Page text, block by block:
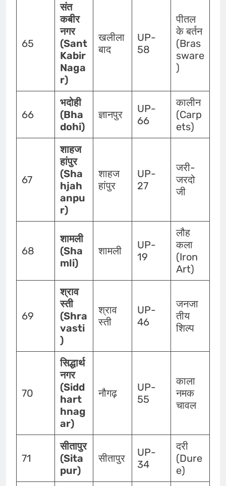
65
संत
कबीर
नगर
(Sant
Kabir
Naga
r)
खलीला
बाद
UP-
58
पीतल
के बर्तन
(Bras
sware
)
66
भदोही
(Bha
dohi)
ज्ञानपुर
UP-
66
कालीन
(Carp
ets)
67
शाहज
हांपुर
(Sha
hjah
anpu
r)
शाहज
हांपुर
UP-
27
जरी-
जरदो
जी
68
शामली
(Sha
mli)
शामली
UP-
19
लौह
कला
(Iron
Art)
69
श्राव
स्ती
(Shra
vasti
)
श्राव
स्ती
UP-
46
जनजा
तीय
शिल्प
70
सिद्धार्थ
नगर
(Sidd
hart
hnag
ar)
नौगढ़
UP-
55
काला
नमक
चावल
71
सीतापुर
(Sita
pur)
सीतापुर
UP-
34
दरी
(Dure
e)